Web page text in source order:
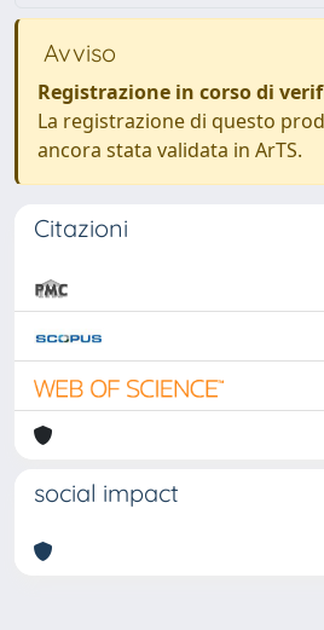
Avviso
Registrazione in corso di
La registrazione di questo
ancora stata validata in ArTS.
Citazioni
social impact